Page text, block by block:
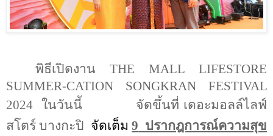
พิธีเปิดงาน THE MALL LIFESTORE
SUMMER-CATION SONGKRAN FESTIVAL
2024 ในวันนี้
จัดขึ้นที่ เดอะมอลล์ไลฟ์
สโตร์ บางกะปิ จัดเต็ม9 ปรากฎการณ์ความสุข